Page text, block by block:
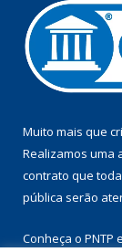
Muito mais que
Realizamos uma
contrato que
pública serão
Conheça o PNTP